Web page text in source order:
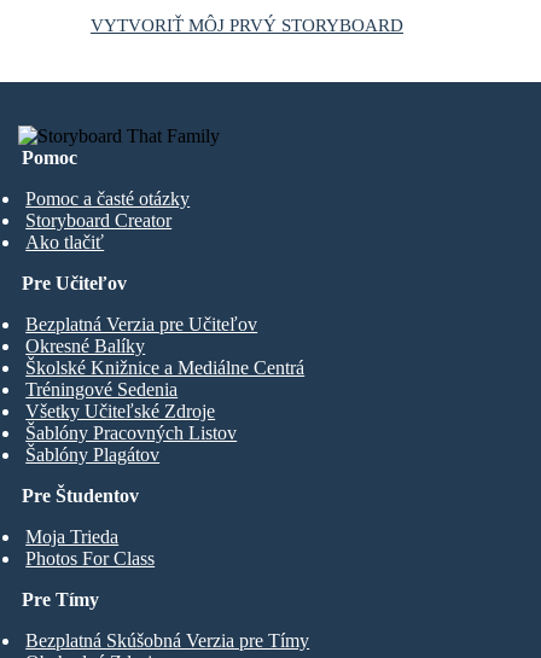
VYTVORIŤ MÔJ PRVÝ STORYBOARD
Pomoc
Pomoc a časté otázky
Storyboard Creator
Ako tlačiť
Pre Študentov
Moja Trieda
Photos For Class
Pre Učiteľov
Bezplatná Verzia pre Učiteľov
Okresné Balíky
Školské Knižnice a Mediálne Centrá
Tréningové Sedenia
Všetky Učiteľské Zdroje
Šablóny Pracovných Listov
Šablóny Plagátov
Pre Tímy
Bezplatná Skúšobná Verzia pre Tímy